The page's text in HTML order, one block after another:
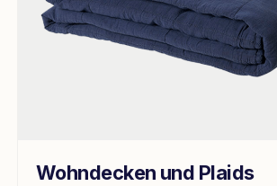
Wohndecken und Plaids